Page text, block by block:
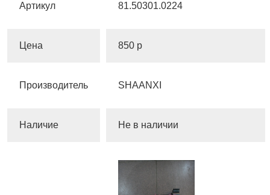
Артикул 81.50301.0224
Цена 850 р
Производитель SHAANXI
Наличие Не в наличии